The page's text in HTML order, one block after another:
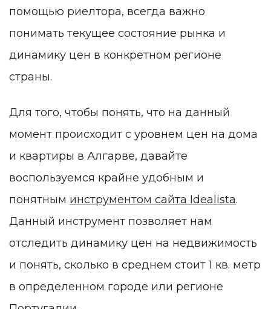
помощью риелтора, всегда важно
понимать текущее состояние рынка и
динамику цен в конкретном регионе
страны.
Для того, чтобы понять, что на данный
момент происходит с уровнем цен на дома
и квартиры в Алгарве, давайте
воспользуемся крайне удобным и
понятным инструментом сайта Idealista.
Данный инструмент позволяет нам
отследить динамику цен на недвижимость
и понять, сколько в среднем стоит 1 кв. метр
в определенном городе или регионе